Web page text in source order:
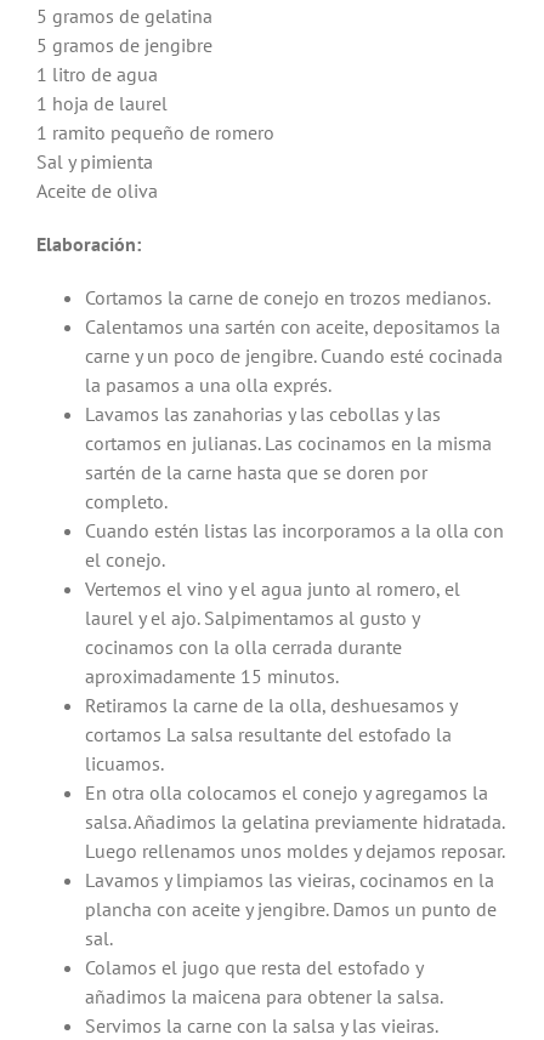
5 gramos de gelatina
5 gramos de jengibre
1 litro de agua
1 hoja de laurel
1 ramito pequeño de romero
Sal y pimienta
Aceite de oliva
Elaboración:
Cortamos la carne de conejo en trozos medianos.
Calentamos una sartén con aceite, depositamos la
carne y un poco de jengibre. Cuando esté cocinada
la pasamos a una olla exprés.
Lavamos las zanahorias y las cebollas y las
cortamos en julianas. Las cocinamos en la misma
sartén de la carne hasta que se doren por
completo.
Cuando estén listas las incorporamos a la olla con
el conejo.
Vertemos el vino y el agua junto al romero, el
laurel y el ajo. Salpimentamos al gusto y
cocinamos con la olla cerrada durante
aproximadamente 15 minutos.
Retiramos la carne de la olla, deshuesamos y
cortamos La salsa resultante del estofado la
licuamos.
En otra olla colocamos el conejo y agregamos la
salsa. Añadimos la gelatina previamente hidratada.
Luego rellenamos unos moldes y dejamos reposar.
Lavamos y limpiamos las vieiras, cocinamos en la
plancha con aceite y jengibre. Damos un punto de
sal.
Colamos el jugo que resta del estofado y
añadimos la maicena para obtener la salsa.
Servimos la carne con la salsa y las vieiras.